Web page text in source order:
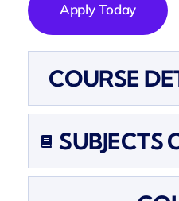
Apply Today
COURSE
SUBJECTS